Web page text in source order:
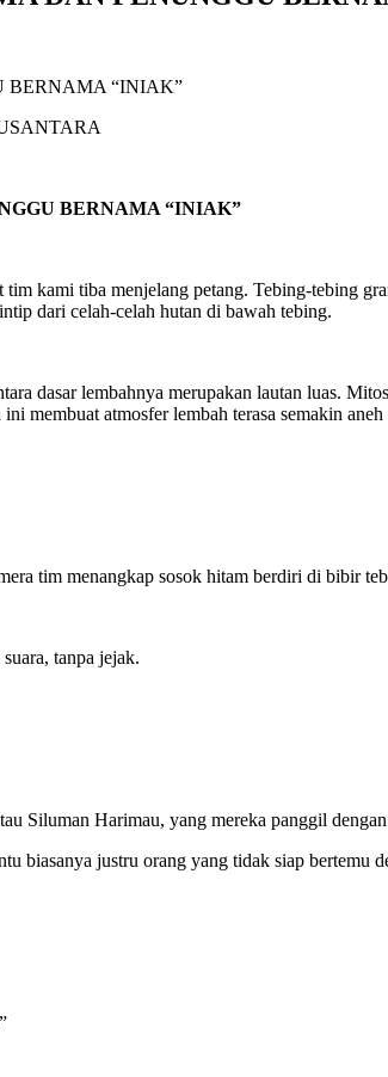
BERNAMA “INIAK”
kami tiba menjelang petang. Tebing-tebing
dari celah-celah hutan di bawah tebing.
dasar lembahnya merupakan lautan luas.
membuat atmosfer lembah terasa semakin
tim menangkap sosok hitam berdiri di bibir
tanpa jejak.
Siluman Harimau, yang mereka panggil
biasanya justru orang yang tidak siap bertemu